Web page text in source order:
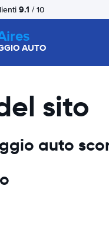
9.1 / 10
AUTO
sito
auto